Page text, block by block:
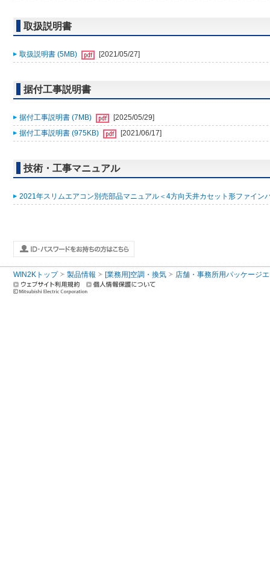
取扱説明書
取扱説明書 (5MB) [2021/05/27]
据付工事説明書
据付工事説明書 (7MB)
[2025/05/29]
据付工事説明書 (975KB)
[2021/06/17]
技術・工事マニュアル
2021年スリムエアコン別売部品マニュアル＜4方向天井カセット形ファイン
WIN2Kトップ 製品情報 [業務用]空調・換気 店舗・事務所用パッケージ